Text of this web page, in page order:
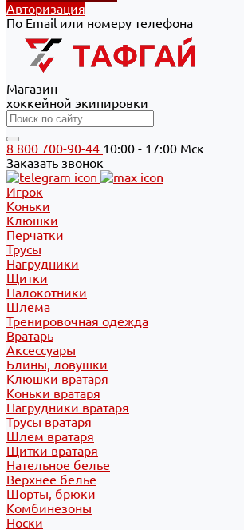
Авторизация
По Email или номеру телефона
Магазин
хоккейной экипировки
8 800 700-90-44 10:00 - 17:00 Мск
Заказать звонок
Игрок
Коньки
Клюшки
Перчатки
Трусы
Нагрудники
Щитки
Налокотники
Шлема
Тренировочная одежда
Вратарь
Аксессуары
Блины, ловушки
Клюшки вратаря
Коньки вратаря
Нагрудники вратаря
Трусы вратаря
Шлем вратаря
Щитки вратаря
Нательное белье
Верхнее белье
Шорты, брюки
Комбинезоны
Носки